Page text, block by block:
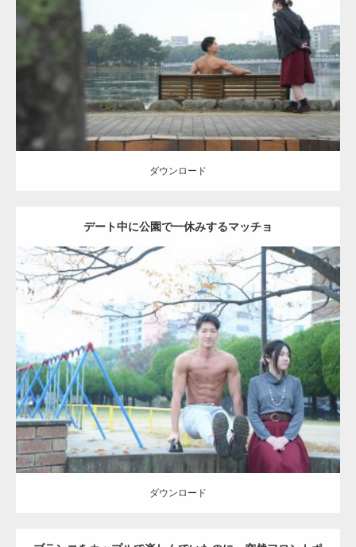
公園のマッチョ AKIHITO(細マッチョ) 背中
ダウンロード
ダウンロード
デート中に公園で一休みするマッチョ
Update:2021.07.6
Category:公園のマッチョ その他 AKIHITO(細マッチョ) 腹筋
ダウンロード
ダウンロード